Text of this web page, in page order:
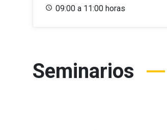
09:00 a 11:00 horas
Seminarios